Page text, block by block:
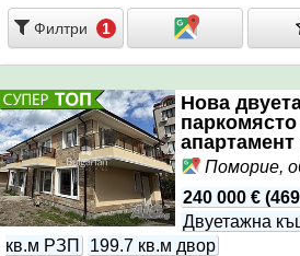
Филтри 1
Нова
Поморие,
240 000 € (
Двуетажна
кв.м РЗП
199.7 кв.м двор